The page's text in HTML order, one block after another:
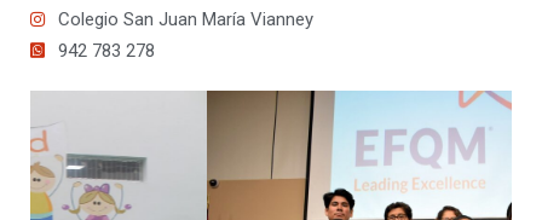
Colegio San Juan María Vianney
942 783 278